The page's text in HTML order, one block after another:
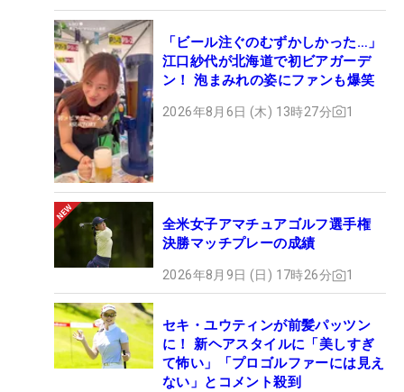
「ビール注ぐのむずかしかった…」
江口紗代が北海道で初ビアガーデ
ン！ 泡まみれの姿にファンも爆笑
2026年8月6日 (木) 13時27分 1
全米女子アマチュアゴルフ選手権
決勝マッチプレーの成績
2026年8月9日 (日) 17時26分 1
セキ・ユウティンが前髪パッツン
に！ 新ヘアスタイルに「美しすぎ
て怖い」「プロゴルファーには見え
ない」とコメント殺到